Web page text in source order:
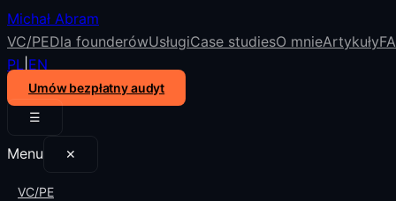
Michał Abram
VC/PEDla founderówUsługiCase studiesO mnieArtykuły
PL EN
Umów bezpłatny audyt
☰
Menu ✕
VC/PE